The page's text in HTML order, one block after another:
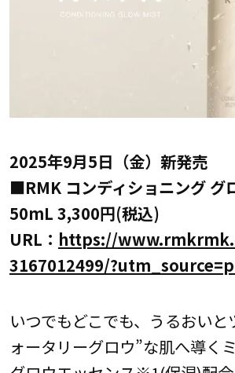
2025年9月5日（金）新発売
■RMK コンディショニング グ
50mL 3,300円(税込)
URL： https://
3167012499/
いつでもどこでも、うるおいと
ォータリーグロウ”な肌へ導くミ